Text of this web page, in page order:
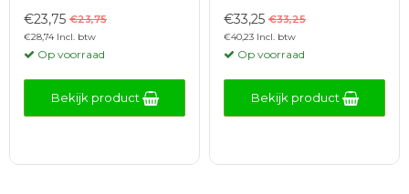
€23,75 €23,75
€28,74 Incl. btw
Op voorraad
Bekijk product
€33,25 €33,25
€40,23 Incl. btw
Op voorraad
Bekijk product